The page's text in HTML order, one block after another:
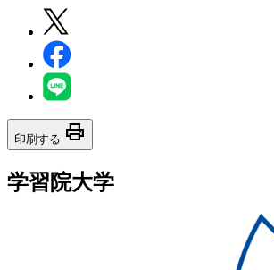
印刷する print
学習院大学